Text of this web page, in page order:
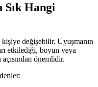
Sık Hangi
değişebilir. Uyuşmanın
etkilediği, boyun veya
önemlidir.